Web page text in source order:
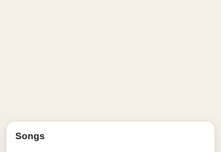
Songs